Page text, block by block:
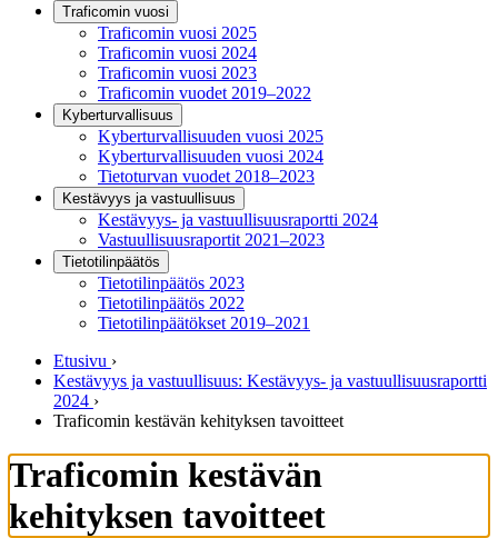
Traficomin vuosi
Traficomin vuosi 2025
Traficomin vuosi 2024
Traficomin vuosi 2023
Traficomin vuodet 2019–2022
Kyberturvallisuus
Kyberturvallisuuden vuosi 2025
Kyberturvallisuuden vuosi 2024
Tietoturvan vuodet 2018–2023
Kestävyys ja vastuullisuus
Kestävyys- ja vastuullisuusraportti 2024
Vastuullisuusraportit 2021–2023
Tietotilinpäätös
Tietotilinpäätös 2023
Tietotilinpäätös 2022
Tietotilinpäätökset 2019–2021
Etusivu ›
Kestävyys ja vastuullisuus: Kestävyys- ja vastuullisuusraportti
2024 ›
Traficomin kestävän kehityksen tavoitteet
Traficomin kestävän
kehityksen tavoitteet